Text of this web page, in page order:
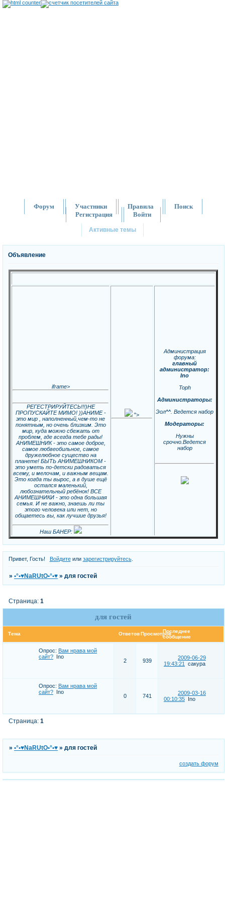
Форум Участники Правила
Поиск
Регистрация
Войти
Активные темы
Объявление
iframe>
РЕГЕСТРИРУЙТЕСЬ!!!)НЕ
ПРОПУСКАЙТЕ МИМО! ))АНИМЕ -
это мир , наполненный,чем-то не
понятным, но очень близким. Это
мир, куда можно сбежать от
проблем, где всегда тебе рады!
АНИМЕШНИК - это самое доброе,
самое любвеобильное, самое
дружелюбное существо на
планете! БЫТЬ АНИМЕШНИКОМ -
это уметь по-детски радоваться
всему, и мелочам, и важным вещам.
Это когда ты вырос, а в душе ещё
остался маленький,
любознательный ребёнок! ВСЕ
АНИМЕШНИКИ - это одна большая
семья. И не важно, знаешь ли ты
этого человека или нет, но
общаетесь вы, как лучшие друзья!
Наш БАНЕР:
">
Администрация
форума:
главный
администратор:
Ino
Toph
Администраторы:
Эол^^. Ведется набор
Модераторы:
Нужны
срочно.Ведется
набор
Привет, Гость! Войдитеили зарегистрируйтесь.
»•°•♥NaRUtO•°•♥ »для гостей
для гостей
Страница:1
Тема ОтветовПросмотровПоследнее
сообщение
Опрос: Вам нрава мой
сайт? Ino
2 939
2009-06-29
19:43:21
сакура
Опрос: Вам нрава мой
сайт? Ino
0 741
2009-03-16
00:10:35 Ino
Страница:1
»•°•♥NaRUtO•°•♥ »для гостей
создать форум